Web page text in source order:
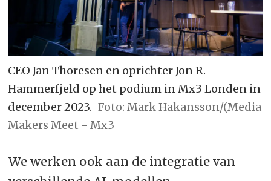
CEO Jan Thoresen en oprichter Jon R.
Hammerfjeld op het podium in Mx3 Londen in
december 2023. Foto: Mark Hakansson/(Media
Makers Meet - Mx3
We werken ook aan de integratie van